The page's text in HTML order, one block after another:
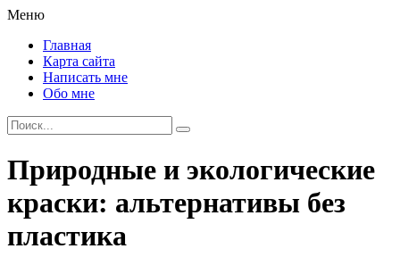
Меню
Главная
Карта сайта
Написать мне
Обо мне
Природные и экологические
краски: альтернативы без
пластика